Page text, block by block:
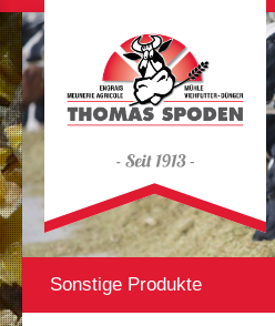
Sonstige Produkte